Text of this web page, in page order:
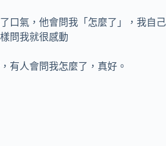
口氣，他會問我「怎麼了」，我自己
問我就很感動
有人會問我怎麼了，真好。